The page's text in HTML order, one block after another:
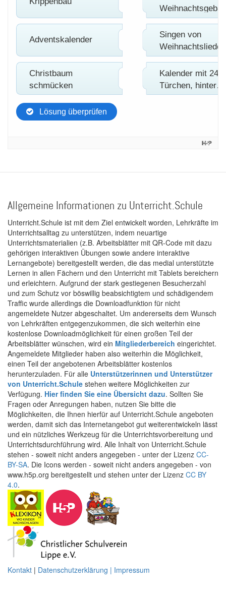
Allgemeine Informationen zu Unterricht.Schule
Unterricht.Schule ist mit dem Ziel entwickelt worden, Lehrkräfte im
Unterrichtsalltag zu unterstützen, indem neuartige
Unterrichtsmaterialien (z.B. Arbeitsblätter mit QR-Code mit dazu
gehörigen interaktiven Übungen sowie andere interaktive
Lernangebote) bereitgestellt werden, die das medial unterstützte
Lernen in allen Fächern und den Unterricht mit Tablets bereichern
und erleichtern. Aufgrund der stark gestiegenen Besucherzahl
und zum Schutz vor böswillig beabsichtigtem und schädigendem
Traffic wurde allerdings die Downloadfunktion für nicht
angemeldete Nutzer abgeschaltet. Um andererseits dem Wunsch
von Lehrkräften entgegenzukommen, die sich weiterhin eine
kostenlose Downloadmöglichkeit für einen großen Teil der
Arbeitsblätter wünschen, wird ein Mitgliederbereich eingerichtet.
Angemeldete Mitglieder haben also weiterhin die Möglichkeit,
einen Teil der angebotenen Arbeitsblätter kostenlos
herunterzuladen. Für alle Unterstützerinnen und Unterstützer
von Unterricht.Schule stehen weitere Möglichkeiten zur
Verfügung. Hier finden Sie eine Übersicht dazu. Sollten Sie
Fragen oder Anregungen haben, nutzen Sie bitte die
Möglichkeiten, die Ihnen hierfür auf Unterricht.Schule angeboten
werden, damit sich das Internetangebot gut weiterentwickeln lässt
und ein nützliches Werkzeug für die Unterrichtsvorbereitung und
Unterrichtsdurchführung wird. Alle Inhalt von Unterricht.Schule
stehen - soweit nicht anders angegeben - unter der Lizenz CC-
BY-SA. Die Icons werden - soweit nicht anders angegeben - von
www.h5p.org bereitgestellt und stehen unter der Lizenz CC BY
4.0.
Kontakt | Datenschutzerklärung | Impressum